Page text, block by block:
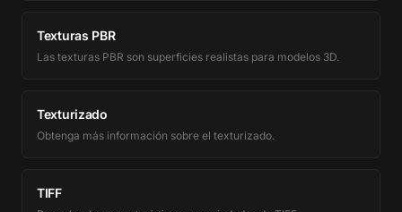
Texturas PBR
Las texturas PBR son superficies realistas para modelos 3D.
Texturizado
Obtenga más información sobre el texturizado.
TIFF